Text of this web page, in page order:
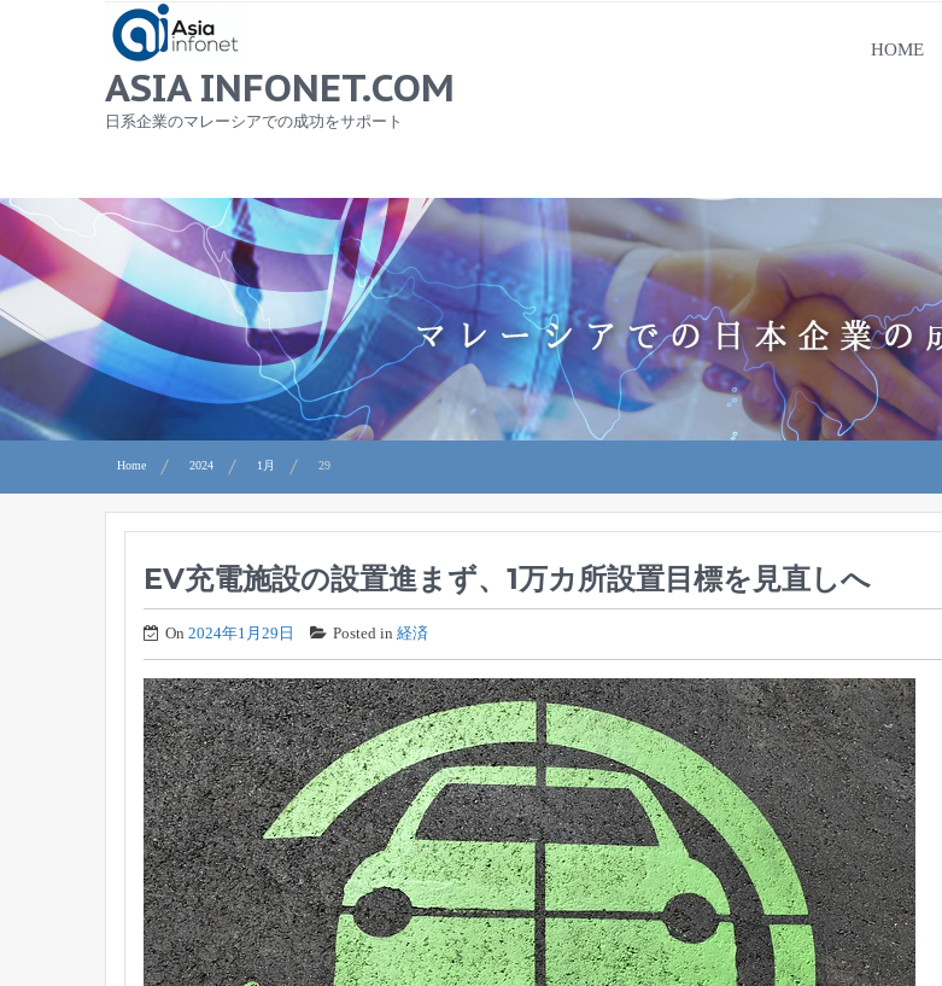
ASIA INFONET.COM
日系企業のマレーシアでの成功をサポート
HOME
Home 2024 1月 29
EV充電施設の設置進まず、1万カ所設置目標を見直しへ
On 2024年1月29日 Posted in 経済